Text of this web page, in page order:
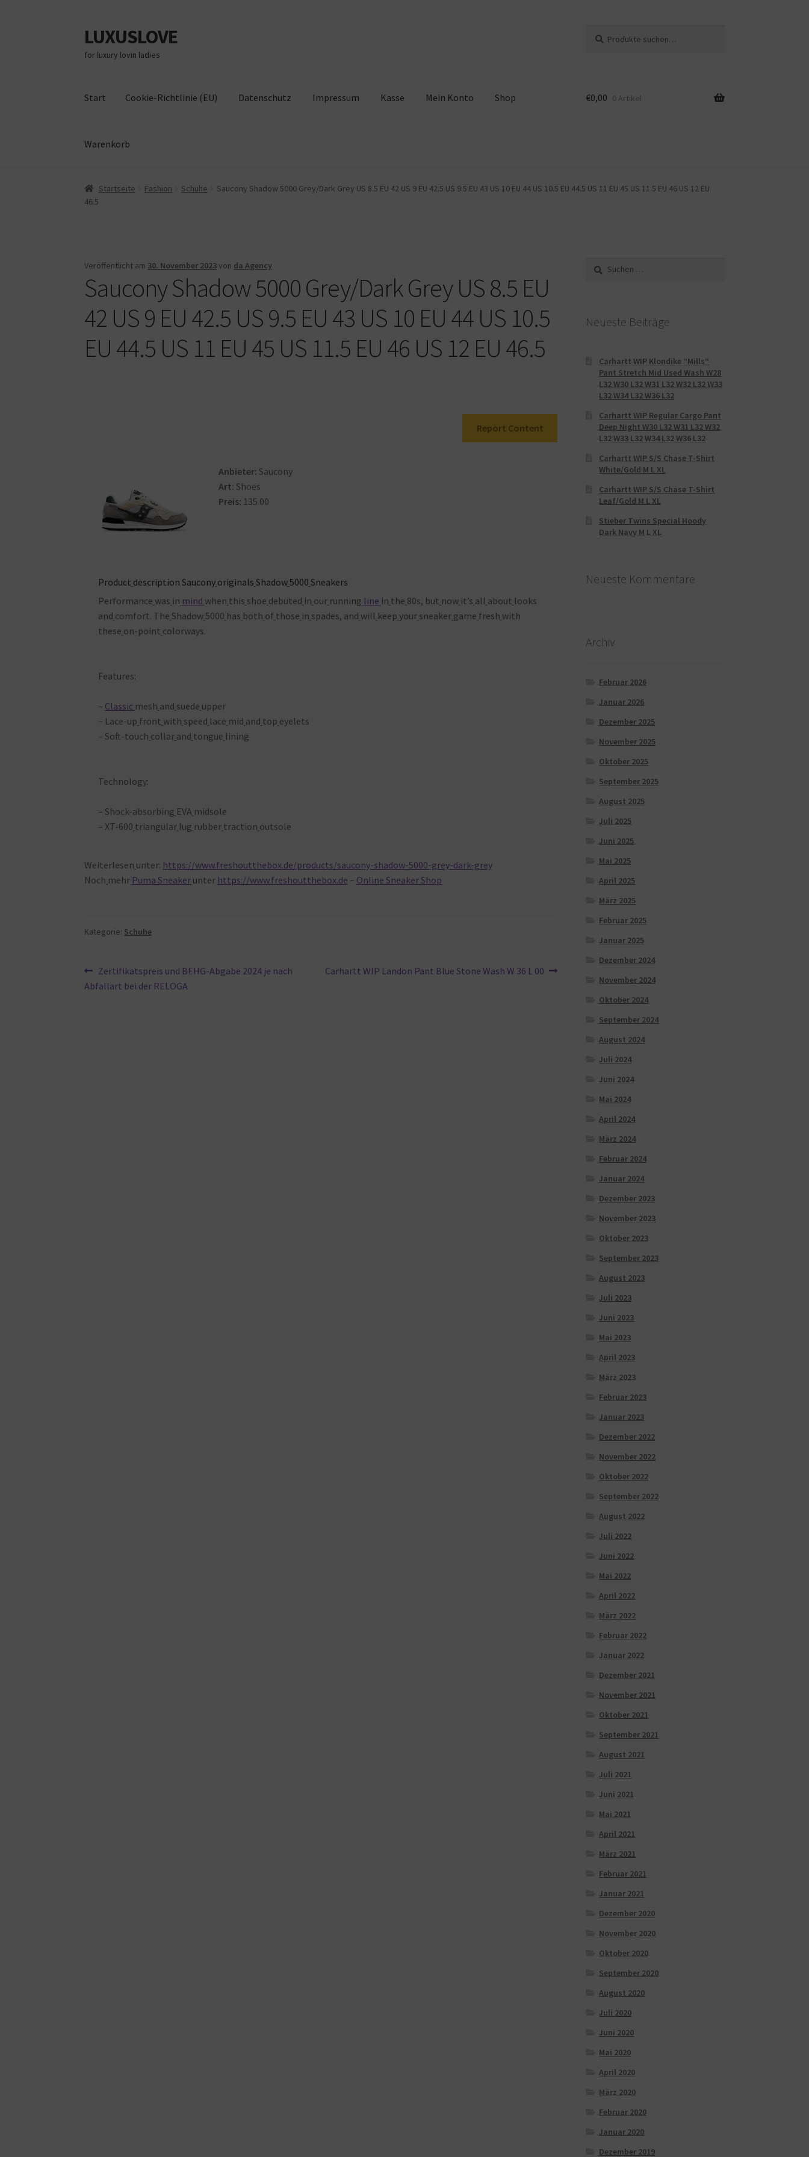
Zur
Navigation
springen
Zum
Inhalt
springen
LUXUSLOVE
for luxury lovin ladies
nach:
Start Cookie-Richtlinie (EU) Datenschutz Impressum Kasse Mein Konto Shop
Warenkorb
Start Cookie-Richtlinie (EU) DatenschutzImpressum Kasse Mein Konto Shop Warenkorb
€0,00 0 Artikel
Startseite Fashion Schuhe
Saucony Shadow 5000 Grey/Dark Grey US 8.5 EU 42 US 9 EU 42.5 US 9.5 EU 43 US 10 EU 44 US 10.5 EU 44.5 US 11 EU 45 US 11.5 EU 46 US 12 EU
46.5
Veröffentlicht am 30. November 2023von da Agency
Saucony Shadow 5000 Grey/Dark Grey US 8.5 EU
42 US 9 EU 42.5 US 9.5 EU 43 US 10 EU 44 US 10.5
EU 44.5 US 11 EU 45 US 11.5 EU 46 US 12 EU 46.5
Report Content
Anbieter: Saucony
Art: Shoes
Preis: 135.00
Product description Saucony originals Shadow5000 Sneakers
Performance was in mind when this shoe debuted in our running line in the 80s, but now it’s all about looks
and comfort. The Shadow5000 has both of those in spades, and will keep your sneaker game fresh with
these on-point colorways.
Features:
– Classic mesh and suede upper
– Lace-up front with speed lace mid and top eyelets
– Soft-touch collar and tongue lining
Technology:
– Shock-absorbing EVA midsole
– XT-600 triangular lug rubber traction outsole
Weiterlesen unter: https://www.freshoutthebox.de/products/saucony-shadow-5000-grey-dark-grey
Noch mehr Puma Sneaker unter https://www.freshoutthebox.de – Online Sneaker Shop
Kategorie: Schuhe
Beitragsnavigation
Vorheriger
Beitrag:
Zertifikatspreis und BEHG-Abgabe 2024 je nach
Abfallart bei der RELOGA
Nächster
Carhartt WIP Landon Pant Blue Stone Wash W 36 L 00
nach:
Neueste Beiträge
Carhartt WIP Klondike “Mills“
Pant Stretch Mid Used Wash W28
L32 W30 L32 W31 L32 W32 L32 W33
L32 W34 L32 W36 L32
Carhartt WIP Regular Cargo Pant
Deep Night W30 L32 W31 L32 W32
L32 W33 L32 W34 L32 W36 L32
Carhartt WIP S/S Chase T-Shirt
White/Gold M L XL
Carhartt WIP S/S Chase T-Shirt
Leaf/Gold M L XL
Stieber Twins Special Hoody
Dark Navy M L XL
Neueste Kommentare
Archiv
Februar 2026
Januar 2026
Dezember 2025
November 2025
Oktober 2025
September 2025
August 2025
Juli 2025
Juni 2025
Mai 2025
April 2025
März 2025
Februar 2025
Januar 2025
Dezember 2024
November 2024
Oktober 2024
September 2024
August 2024
Juli 2024
Juni 2024
Mai 2024
April 2024
März 2024
Februar 2024
Januar 2024
Dezember 2023
November 2023
Oktober 2023
September 2023
August 2023
Juli 2023
Juni 2023
Mai 2023
April 2023
März 2023
Februar 2023
Januar 2023
Dezember 2022
November 2022
Oktober 2022
September 2022
August 2022
Juli 2022
Juni 2022
Mai 2022
April 2022
März 2022
Februar 2022
Januar 2022
Dezember 2021
November 2021
Oktober 2021
September 2021
August 2021
Juli 2021
Juni 2021
Mai 2021
April 2021
März 2021
Februar 2021
Januar 2021
Dezember 2020
November 2020
Oktober 2020
September 2020
August 2020
Juli 2020
Juni 2020
Mai 2020
April 2020
März 2020
Februar 2020
Januar 2020
Dezember 2019